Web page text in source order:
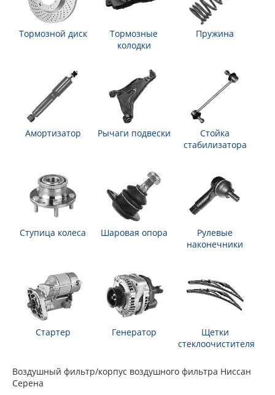
Тормозной диск
Тормозные
колодки
Пружина
Амортизатор Рычаги подвески
Стойка
стабилизатора
Ступица колеса Шаровая опора
Рулевые
наконечники
Стартер Генератор
Щетки
стеклоочистителя
Воздушный фильтр/корпус воздушного фильтра Ниссан
Серена